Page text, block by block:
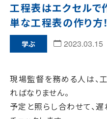
工程表はエクセルで
単な工程表の作り方！
学ぶ 2023.03.15
現場監督を務める人は、
ればなりません。
予定と照らし合わせて、